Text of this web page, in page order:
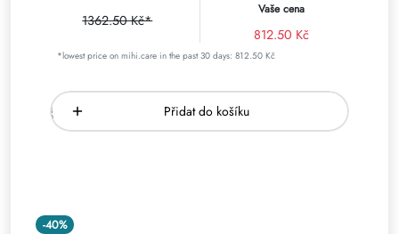
1362.50 Kč*
Vaše cena
812.50 Kč
*lowest price on mihi.care in the past 30 days: 812.50 Kč
Přidat do košíku
-40%